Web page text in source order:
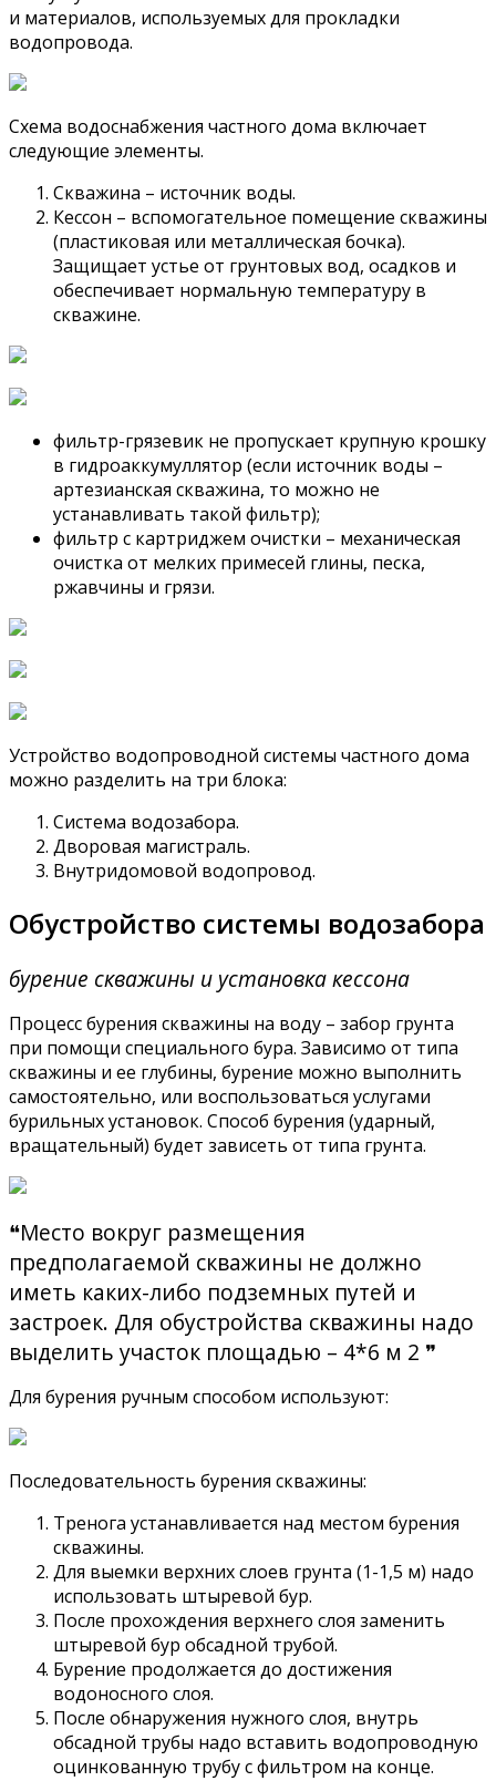
и материалов, используемых для прокладки
водопровода.
Схема водоснабжения частного дома включает
следующие элементы.
Скважина – источник воды.
Кессон – вспомогательное помещение скважины
(пластиковая или металлическая бочка).
Защищает устье от грунтовых вод, осадков и
обеспечивает нормальную температуру в
скважине.
фильтр-грязевик не пропускает крупную крошку
в гидроаккумуллятор (если источник воды –
артезианская скважина, то можно не
устанавливать такой фильтр);
фильтр с картриджем очистки – механическая
очистка от мелких примесей глины, песка,
ржавчины и грязи.
Устройство водопроводной системы частного дома
можно разделить на три блока:
Система водозабора.
Дворовая магистраль.
Внутридомовой водопровод.
Обустройство системы водозабора
бурение скважины и установка кессона
Процесс бурения скважины на воду – забор грунта
при помощи специального бура. Зависимо от типа
скважины и ее глубины, бурение можно выполнить
самостоятельно, или воспользоваться услугами
бурильных установок. Способ бурения (ударный,
вращательный) будет зависеть от типа грунта.
❝Место вокруг размещения
предполагаемой скважины не должно
иметь каких-либо подземных путей и
застроек. Для обустройства скважины надо
выделить участок площадью – 4*6 м 2 ❞
Для бурения ручным способом используют:
Последовательность бурения скважины:
Тренога устанавливается над местом бурения
скважины.
Для выемки верхних слоев грунта (1-1,5 м) надо
использовать штыревой бур.
После прохождения верхнего слоя заменить
штыревой бур обсадной трубой.
Бурение продолжается до достижения
водоносного слоя.
После обнаружения нужного слоя, внутрь
обсадной трубы надо вставить водопроводную
оцинкованную трубу с фильтром на конце.